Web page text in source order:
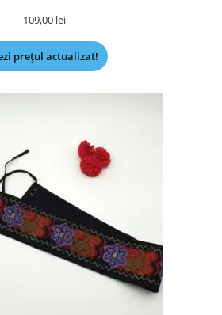
109,00 lei
prețul actualizat!